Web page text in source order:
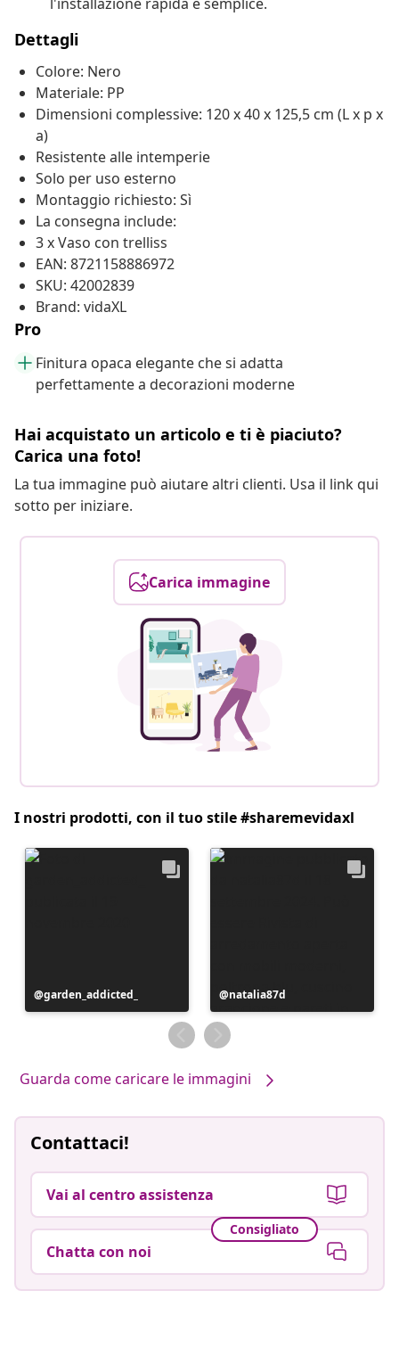
Dettagli
Colore: Nero
Materiale: PP
Dimensioni complessive: 120 x 40 x 125,5 cm (L x p x
a)
Resistente alle intemperie
Solo per uso esterno
Montaggio richiesto: Sì
La consegna include:
3 x Vaso con trelliss
EAN: 8721158886972
SKU: 42002839
Brand: vidaXL
Pro
Finitura opaca elegante che si adatta
perfettamente a decorazioni moderne
Hai acquistato un articolo e ti è piaciuto?
Carica una foto!
La tua immagine può aiutare altri clienti. Usa il link qui
sotto per iniziare.
Carica immagine
I nostri prodotti, con il tuo stile #sharemevidaxl
Post
pubblicato
garden_addicted_
Post
pubblicato
da
natalia87d
Guarda come caricare le immagini
Contattaci!
Vai al centro assistenza
Consigliato
Chatta con noi